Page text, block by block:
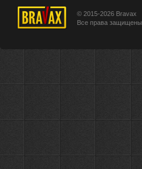
© 2015-2026 Bravax
Все права защищены